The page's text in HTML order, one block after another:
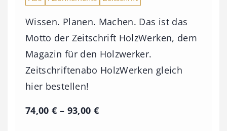
Wissen. Planen. Machen. Das ist das
Motto der Zeitschrift HolzWerken, dem
Magazin für den Holzwerker.
Zeitschriftenabo HolzWerken gleich
hier bestellen!
74,00€ – 93,00 €P